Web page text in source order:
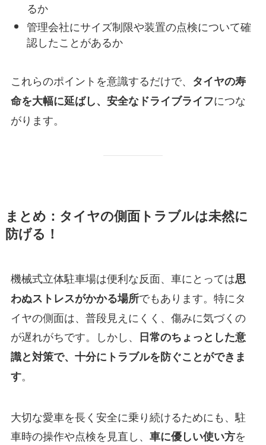
るか
管理会社にサイズ制限や装置の点検について確
認したことがあるか
これらのポイントを意識するだけで、 タイヤの寿
命を大幅に延ばし、安全なドライブライフにつな
がります。
まとめ：タイヤの側面トラブルは未然に
防げる！
機械式立体駐車場は便利な反面、車にとっては思
わぬストレスがかかる場所でもあります。特にタ
イヤの側面は、普段見えにくく、傷みに気づくの
が遅れがちです。しかし、 日常のちょっとした意
識と対策で、十分にトラブルを防ぐことができま
す。
大切な愛車を長く安全に乗り続けるためにも、駐
車時の操作や点検を見直し、 車に優しい使い方を